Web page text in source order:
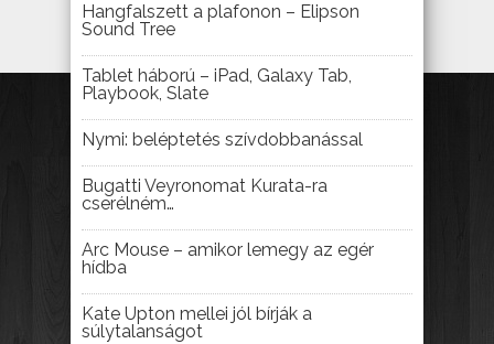
Hangfalszett a plafonon – Elipson
Sound Tree
Tablet háború – iPad, Galaxy Tab,
Playbook, Slate
Nymi: beléptetés szívdobbanással
Bugatti Veyronomat Kurata-ra
cserélném…
Arc Mouse – amikor lemegy az egér
hídba
Kate Upton mellei jól bírják a
súlytalanságot